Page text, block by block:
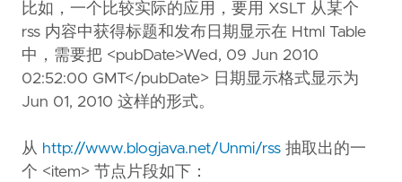
比如，一个比较实际的应用，要用 XSLT 从某个
rss 内容中获得标题和发布日期显示在 Html Table
中，需要把 <pubDate>Wed, 09 Jun 2010
02:52:00 GMT</pubDate> 日期显示格式显示为
Jun 01, 2010 这样的形式。
从 http://www.blogjava.net/Unmi/rss 抽取出的一
个 <item> 节点片段如下：